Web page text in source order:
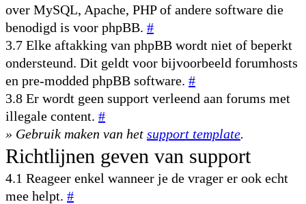
over MySQL, Apache, PHP of andere software die
benodigd is voor phpBB. #
3.7 Elke aftakking van phpBB wordt niet of beperkt
ondersteund. Dit geldt voor bijvoorbeeld forumhosts
en pre-modded phpBB software. #
3.8 Er wordt geen support verleend aan forums met
illegale content. #
» Gebruik maken van het support template.
Richtlijnen geven van support
4.1 Reageer enkel wanneer je de vrager er ook echt
mee helpt. #